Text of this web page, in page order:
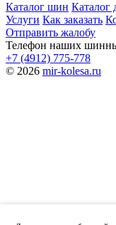
Каталог шин Каталог
Услуги Как заказать
Отправить жалобу
Телефон наших
+7 (4912) 775-778
© 2026 mir-kolesa.ru